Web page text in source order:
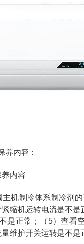
养内容：
养内容
主机制冷体系制冷剂
缩机运转电流是不
是正常；（5）查看
量维护开关运转是不